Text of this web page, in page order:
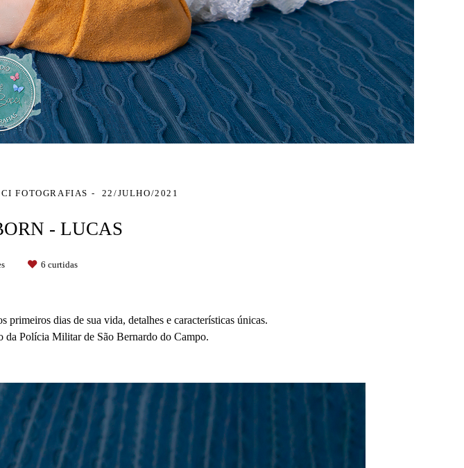
FOTOGRAFIAS 22/JULHO/2021
- LUCAS
6 curtidas
primeiros dias de sua vida, detalhes e características únicas.
da Polícia Militar de São Bernardo do Campo.